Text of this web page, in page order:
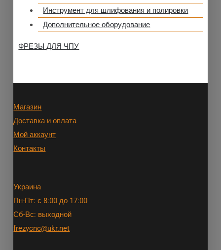
Инструмент для шлифования и полировки
Дополнительное оборудование
ФРЕЗЫ ДЛЯ ЧПУ
Магазин
Доставка и оплата
Мой аккаунт
Контакты
Украина
Пн-Пт: с 8:00 до 17:00
Сб-Вс: выходной
frezycnc@ukr.net